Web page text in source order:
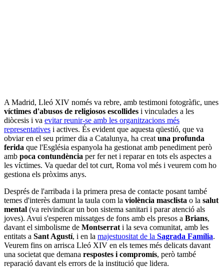
A Madrid, Lleó XIV només va rebre, amb testimoni fotogràfic, unes
víctimes d'abusos de religiosos escollides i vinculades a les
diòcesis i va evitar reunir-se amb les organitzacions més
representatives i actives. És evident que aquesta qüestió, que va
obviar en el seu primer dia a Catalunya, ha creat una profunda
ferida que l'Església espanyola ha gestionat amb penediment però
amb poca contundència per fer net i reparar en tots els aspectes a
les víctimes. Va quedar del tot curt, Roma vol més i veurem com ho
gestiona els pròxims anys.
Després de l'arribada i la primera presa de contacte posant també
temes d'interès damunt la taula com la violència masclista o la salut
mental (va reivindicar un bon sistema sanitari i parar atenció als
joves). Avui s'esperen missatges de fons amb els presos a Brians,
davant el simbolisme de Montserrat i la seva comunitat, amb les
entitats a Sant Agustí, i en la majestuositat de la Sagrada Família.
Veurem fins on arrisca Lleó XIV en els temes més delicats davant
una societat que demana respostes i compromís, però també
reparació davant els errors de la institució que lidera.